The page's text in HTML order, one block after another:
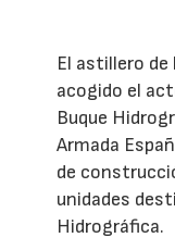
El astillero de
acogido el
Buque
Armada
de
unidades
Hidrográfica.